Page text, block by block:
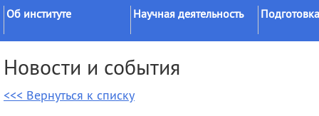
Об институте
Официальные документы
История
Научная деятельность
исследований
Новости и события
<<< Вернуться к списку